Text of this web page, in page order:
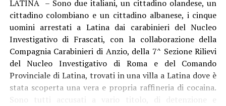
LATINA – Sono due italiani, un cittadino olandese, un
cittadino colombiano e un cittadino albanese, i cinque
uomini arrestati a Latina dai carabinieri del Nucleo
Investigativo di Frascati, con la collaborazione della
Compagnia Carabinieri di Anzio, della 7^ Sezione Rilievi
del Nucleo Investigativo di Roma e del Comando
Provinciale di Latina, trovati in una villa a Latina dove è
stata scoperta una vera e propria raffineria di cocaina.
Sono tutti accusati a vario titolo, di detenzione e